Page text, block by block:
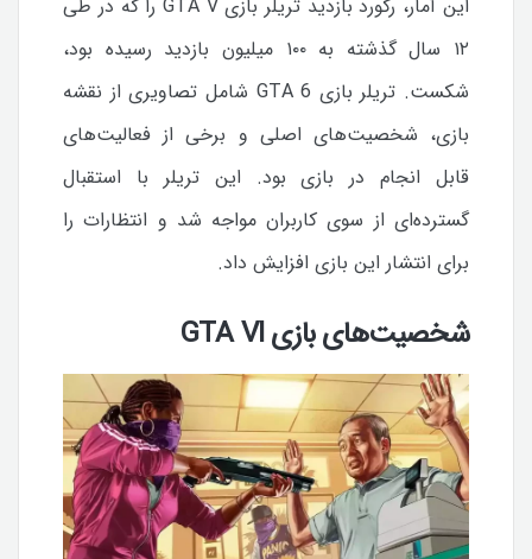
این آمار، رکورد بازدید تریلر بازی GTA V را که در طی
۱۲ سال گذشته به ۱۰۰ میلیون بازدید رسیده بود،
شکست. تریلر بازی GTA 6 شامل تصاویری از نقشه
بازی، شخصیت‌های اصلی و برخی از فعالیت‌های
قابل انجام در بازی بود. این تریلر با استقبال
گسترده‌ای از سوی کاربران مواجه شد و انتظارات را
برای انتشار این بازی افزایش داد.
شخصیت‌های بازی GTA VI